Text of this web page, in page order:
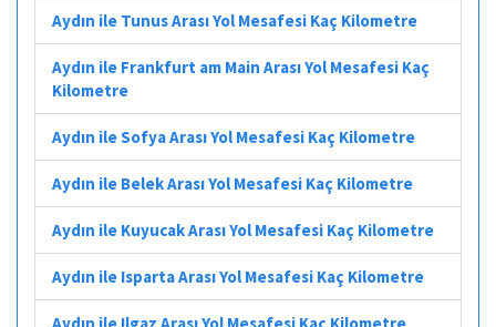
Aydın ile Tunus Arası Yol Mesafesi Kaç Kilometre
Aydın ile Frankfurt am Main Arası Yol Mesafesi Kaç
Kilometre
Aydın ile Sofya Arası Yol Mesafesi Kaç Kilometre
Aydın ile Belek Arası Yol Mesafesi Kaç Kilometre
Aydın ile Kuyucak Arası Yol Mesafesi Kaç Kilometre
Aydın ile Isparta Arası Yol Mesafesi Kaç Kilometre
Aydın ile Ilgaz Arası Yol Mesafesi Kaç Kilometre